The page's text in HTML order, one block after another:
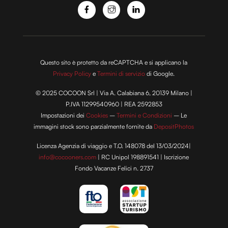
con altre informazioni che hai fornito loro o che hanno
raccolto dal tuo utilizzo dei loro servizi.
Questo sito è protetto da reCAPTCHA e si applicano la
Privacy Policy eTermini di servizio di Google.
© 2025 COCOON Srl | Via A. Calabiana 6, 20139 Milano |
P.IVA 11299540960 | REA 2592853
Impostazioni deiCookies –Termini e Condizioni – Le
immagini stock sono parzialmente fornite da DepositPhotos
Licenza Agenzia di viaggio e T.O. 148078 del 13/03/2024|
info@cocooners.com | RC Unipol 198891541 | Iscrizione
Fondo Vacanze Felici n. 2737